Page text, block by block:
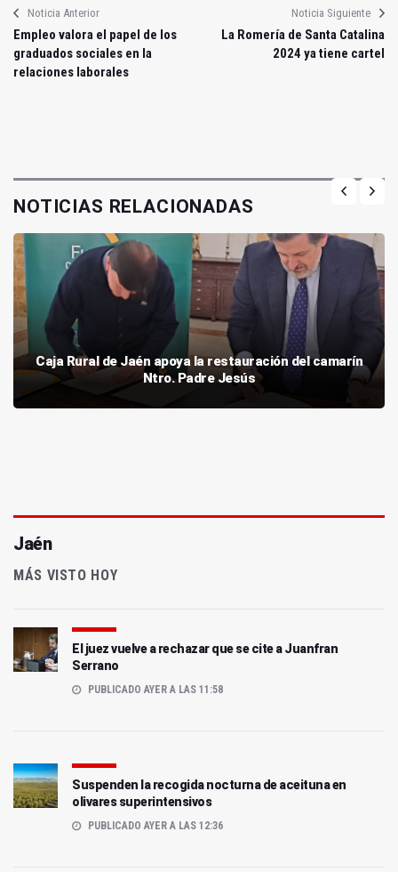
Noticia Anterior
Empleo valora el papel de los
graduados sociales en la
relaciones laborales
Noticia Siguiente
La Romería de Santa Catalina
2024 ya tiene cartel
NOTICIAS RELACIONADAS
Caja Rural de Jaén apoya la restauración del camarín
Ntro. Padre Jesús
Jaén
MÁS VISTO HOY
El juez vuelve a rechazar que se cite a Juanfran
Serrano
PUBLICADO AYER A LAS 11:58
Suspenden la recogida nocturna de aceituna en
olivares superintensivos
PUBLICADO AYER A LAS 12:36